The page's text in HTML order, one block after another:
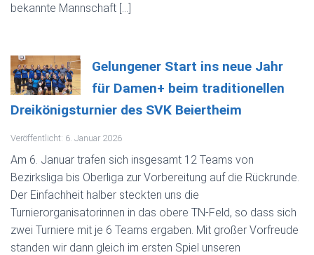
bekannte Mannschaft […]
Gelungener Start ins neue Jahr
für Damen+ beim traditionellen
Dreikönigsturnier des SVK Beiertheim
Veröffentlicht: 6. Januar 2026
Am 6. Januar trafen sich insgesamt 12 Teams von
Bezirksliga bis Oberliga zur Vorbereitung auf die Rückrunde.
Der Einfachheit halber steckten uns die
Turnierorganisatorinnen in das obere TN-Feld, so dass sich
zwei Turniere mit je 6 Teams ergaben. Mit großer Vorfreude
standen wir dann gleich im ersten Spiel unseren